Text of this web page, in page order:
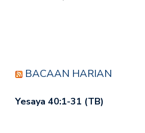
BACAAN HARIAN
Yesaya 40:1-31 (TB)